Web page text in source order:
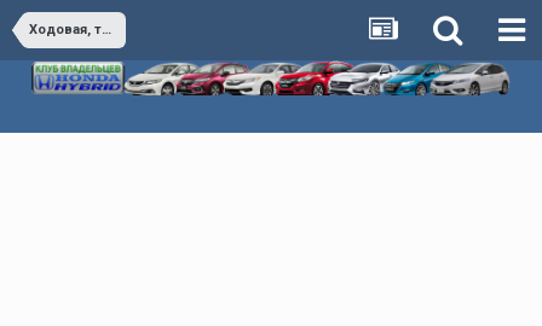
Ходовая, тормоза, управление